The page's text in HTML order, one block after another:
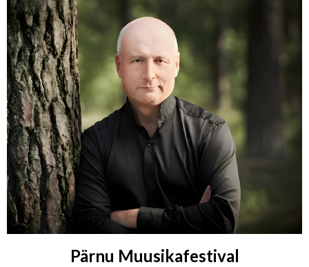
Pärnu Muusikafestival